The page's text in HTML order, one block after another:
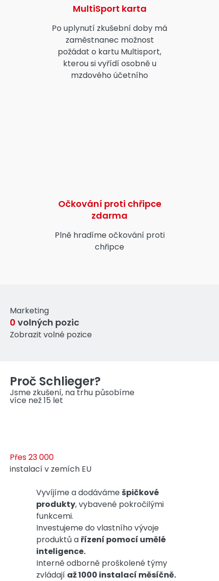
MultiSport karta
Po uplynutí zkušební doby má
zaměstnanec možnost
požádat o kartu Multisport,
kterou si vyřídí osobně u
mzdového účetního
Očkování proti chřipce
zdarma
Plně hradíme očkování proti
chřipce
Marketing
0 volných pozic
Zobrazit volné pozice
Proč Schlieger?
Jsme zkušení, na trhu působíme
více než 15 let
Přes 23 000
instalací v zemích EU
Vyvíjíme a dodávámešpičkové
produkty, vybavené pokročilými
funkcemi.
Investujeme do vlastního vývoje
produktů a řízení pomocí umělé
inteligence.
Interně odborně proškolené týmy
zvládají až 1000 instalací měsíčně.